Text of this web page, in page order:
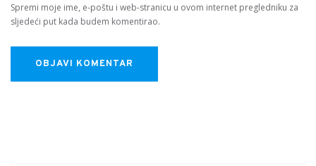
Spremi moje ime, e-poštu i web-stranicu u ovom internet pregledniku za
sljedeći put kada budem komentirao.